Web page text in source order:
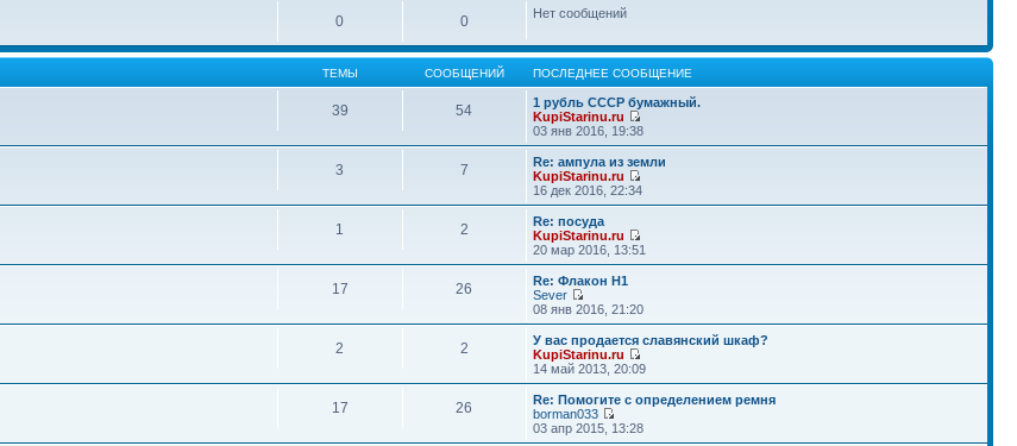
0 0 Нет сообщений
ТЕМЫ СООБЩЕНИЙ ПОСЛЕДНЕЕ СООБЩЕНИЕ
39 54
1 рубль СССР бумажный.
KupiStarinu.ru
03 янв 2016, 19:38
3 7
Re: ампула из земли
KupiStarinu.ru
16 дек 2016, 22:34
1 2
Re: посуда
KupiStarinu.ru
20 мар 2016, 13:51
17 26
Re: Флакон Н1
Sever
08 янв 2016, 21:20
2 2
У вас продается славянский шкаф?
KupiStarinu.ru
14 май 2013, 20:09
17 26
Re: Помогите с определением ремня
borman033
03 апр 2015, 13:28